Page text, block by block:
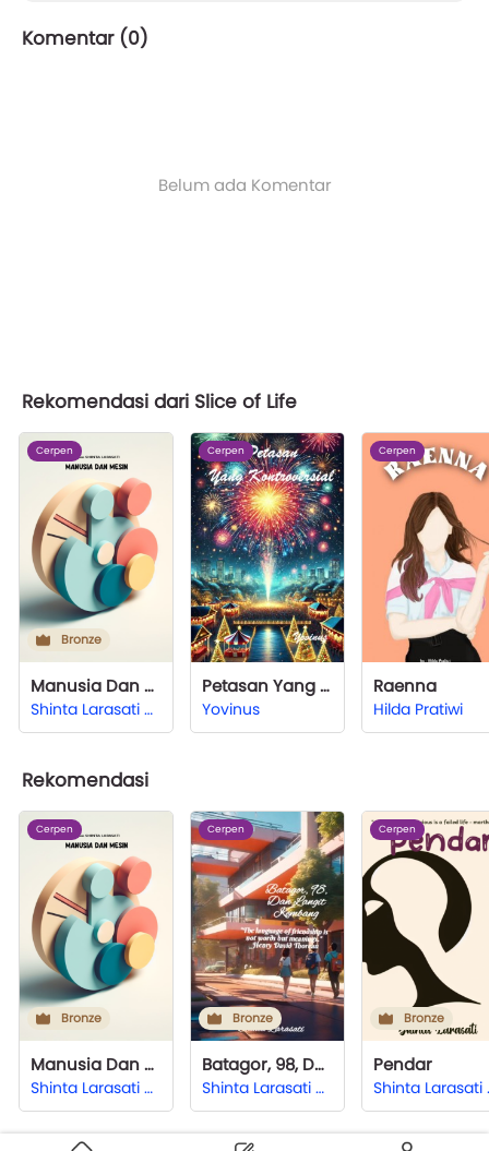
Komentar (0)
Belum ada Komentar
Rekomendasi dari Slice of Life
Cerpen
Bronze
Manusia Dan Mesin
Shinta Larasati Hardjono
Cerpen
Petasan Yang Kontroversial
Yovinus
Cerpen
Raenna
Hilda Pratiwi
Rekomendasi
Cerpen
Bronze
Manusia Dan Mesin
Shinta Larasati Hardjono
Cerpen
Bronze
Batagor, 98, Dan Langit Kembang
Shinta Larasati Hardjono
Cerpen
Bronze
Pendar